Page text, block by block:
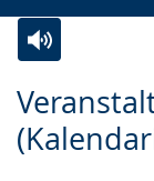
Leichten
Sprache
Audio-
Unterstützung.
Video
in